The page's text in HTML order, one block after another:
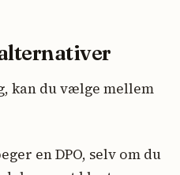
kan du vælge mellem
en DPO, selv om du